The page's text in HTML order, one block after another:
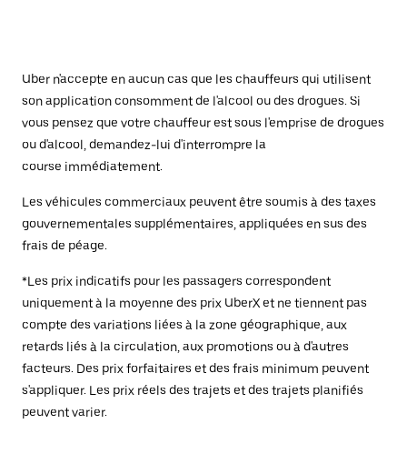
Uber n'accepte en aucun cas que les chauffeurs qui utilisent
son application consomment de l'alcool ou des drogues. Si
vous pensez que votre chauffeur est sous l'emprise de drogues
ou d'alcool, demandez-lui d'interrompre la
course immédiatement.
Les véhicules commerciaux peuvent être soumis à des taxes
gouvernementales supplémentaires, appliquées en sus des
frais de péage.
*Les prix indicatifs pour les passagers correspondent
uniquement à la moyenne des prix UberX et ne tiennent pas
compte des variations liées à la zone géographique, aux
retards liés à la circulation, aux promotions ou à d'autres
facteurs. Des prix forfaitaires et des frais minimum peuvent
s'appliquer. Les prix réels des trajets et des trajets planifiés
peuvent varier.